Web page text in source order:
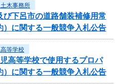
木事務所
下呂市の道路舗装補修用常
）に関する一般競争入札公告
等学校
高等学校で使用するプロパ
）に関する一般競争入札公告